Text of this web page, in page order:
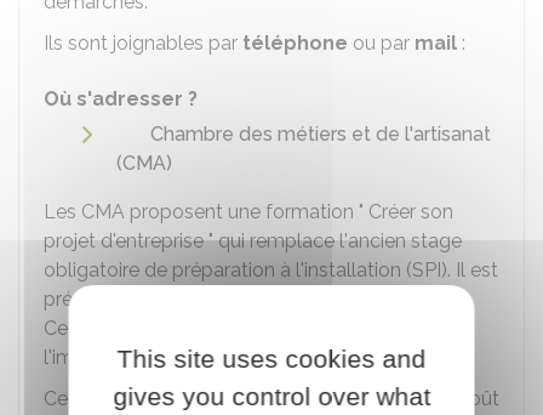
Ils sont joignables par téléphone ou par mail :
Où s'adresser ?
Chambre des métiers et de l'artisanat
(CMA)
Les CMA proposent une formation " Créer son
projet d'entreprise " qui remplace l'ancien stage
obligatoire de préparation à l'installation (SPI). Il est
préférable de la suivre avant de s'immatriculer.
Cependant, elle peut aussi être réalisée après
l'immatriculation.
Cette formation est facultative et payante. Le coût
This site uses cookies and
gives you control over what